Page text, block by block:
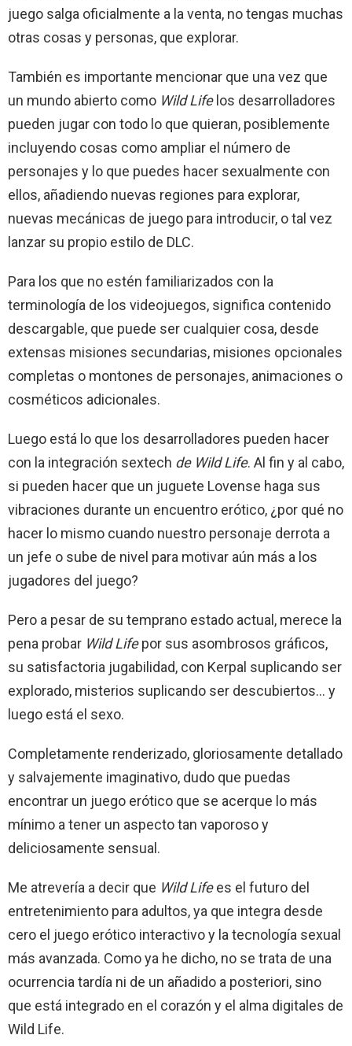
juego salga oficialmente a la venta, no tengas muchas
otras cosas y personas, que explorar.
También es importante mencionar que una vez que
un mundo abierto como Wild Lifelos desarrolladores
pueden jugar con todo lo que quieran, posiblemente
incluyendo cosas como ampliar el número de
personajes y lo que puedes hacer sexualmente con
ellos, añadiendo nuevas regiones para explorar,
nuevas mecánicas de juego para introducir, o tal vez
lanzar su propio estilo de DLC.
Para los que no estén familiarizados con la
terminología de los videojuegos, significa contenido
descargable, que puede ser cualquier cosa, desde
extensas misiones secundarias, misiones opcionales
completas o montones de personajes, animaciones o
cosméticos adicionales.
Luego está lo que los desarrolladores pueden hacer
con la integración sextech de Wild Life. Al fin y al cabo,
si pueden hacer que un juguete Lovense haga sus
vibraciones durante un encuentro erótico, ¿por qué no
hacer lo mismo cuando nuestro personaje derrota a
un jefe o sube de nivel para motivar aún más a los
jugadores del juego?
Pero a pesar de su temprano estado actual, merece la
pena probar Wild Lifepor sus asombrosos gráficos,
su satisfactoria jugabilidad, con Kerpal suplicando ser
explorado, misterios suplicando ser descubiertos… y
luego está el sexo.
Completamente renderizado, gloriosamente detallado
y salvajemente imaginativo, dudo que puedas
encontrar un juego erótico que se acerque lo más
mínimo a tener un aspecto tan vaporoso y
deliciosamente sensual.
Me atrevería a decir que Wild Lifees el futuro del
entretenimiento para adultos, ya que integra desde
cero el juego erótico interactivo y la tecnología sexual
más avanzada. Como ya he dicho, no se trata de una
ocurrencia tardía ni de un añadido a posteriori, sino
que está integrado en el corazón y el alma digitales de
Wild Life.